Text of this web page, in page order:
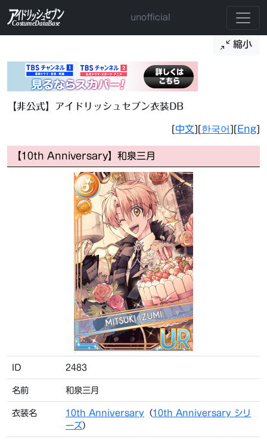
unofficial
縮小
【非公式】アイドリッシュセブン衣装DB
[中文][한국어 ][Eng]
【10th Anniversary】和泉三月
ID 2483
名前 和泉三月
衣装名 10th Anniversary （10th Anniversary シリ
ーズ）